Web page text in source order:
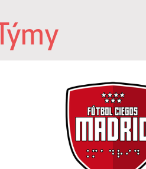
Týmy